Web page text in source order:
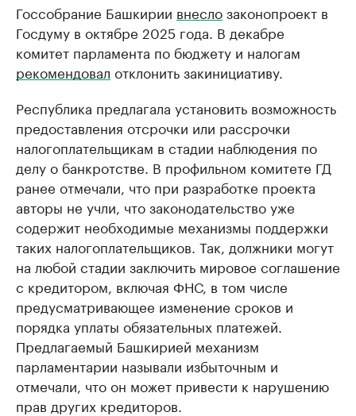
Госсобрание Башкирии внеслозаконопроект в
Госдуму в октябре 2025 года. В декабре
комитет парламента по бюджету и налогам
рекомендовал отклонить закинициативу.
Республика предлагала установить возможность
предоставления отсрочки или рассрочки
налогоплательщикам в стадии наблюдения по
делу о банкротстве. В профильном комитете ГД
ранее отмечали, что при разработке проекта
авторы не учли, что законодательство уже
содержит необходимые механизмы поддержки
таких налогоплательщиков. Так, должники могут
на любой стадии заключить мировое соглашение
с кредитором, включая ФНС, в том числе
предусматривающее изменение сроков и
порядка уплаты обязательных платежей.
Предлагаемый Башкирией механизм
парламентарии называли избыточным и
отмечали, что он может привести к нарушению
прав других кредиторов.